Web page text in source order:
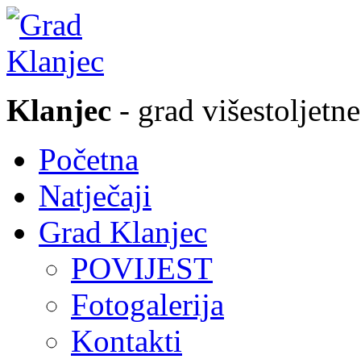
Klanjec - grad
Početna
Natječaji
Grad Klanjec
POVIJEST
Fotogalerija
Kontakti